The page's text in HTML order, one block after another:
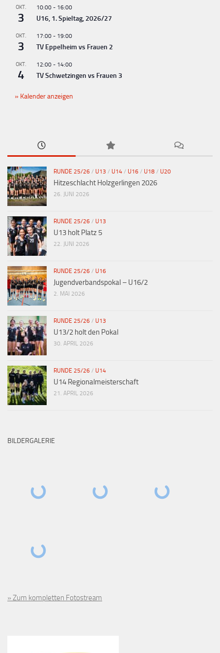
OKT.
3
10:00 - 16:00
U16, 1. Spieltag, 2026/27
OKT.
3
17:00 - 19:00
TV Eppelheim vs Frauen 2
OKT.
4
12:00 - 14:00
TV Schwetzingen vs Frauen 3
Kalender anzeigen
RUNDE 25/26 / U13 / U14 / U16 / U18 / U20
Hitzeschlacht Holzgerlingen 2026
26. JUNI 2026
RUNDE 25/26 / U13
U13 holt Platz 5
22. JUNI 2026
RUNDE 25/26 / U16
Jugendverbandspokal – U16/2
2. MAI 2026
RUNDE 25/26 / U13
U13/2 holt den Pokal
30. APRIL 2026
RUNDE 25/26 / U14
U14 Regionalmeisterschaft
21. APRIL 2026
BILDERGALERIE
» Zum kompletten Fotostream